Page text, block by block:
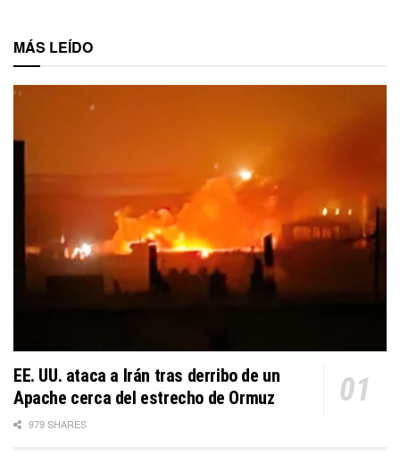
MÁS LEÍDO
EE. UU. ataca a Irán tras derribo de un
Apache cerca del estrecho de Ormuz
979 SHARES